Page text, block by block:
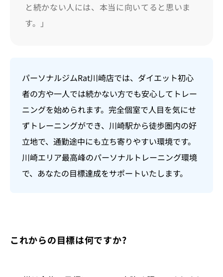
と続かない人には、本当に向いてると思いま
す。」
パーソナルジムRat川崎店では、ダイエット初心
者の方や一人では続かない方でも安心してトレー
ニングを始められます。完全個室で人目を気にせ
ずトレーニングができ、川崎駅から徒歩圏内の好
立地で、通勤途中にも立ち寄りやすい環境です。
川崎エリア最高峰のパーソナルトレーニング環境
で、あなたの目標達成をサポートいたします。
これからの目標は何ですか?